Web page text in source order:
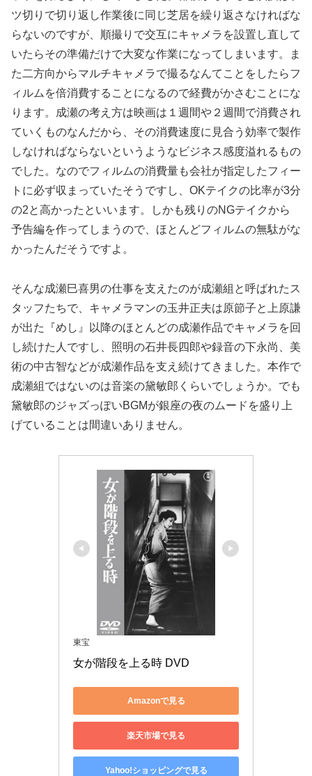
ツ切りで切り返し作業後に同じ芝居を繰り返さなければな
らないのですが、順撮りで交互にキャメラを設置し直して
いたらその準備だけで大変な作業になってしまいます。ま
た二方向からマルチキャメラで撮るなんてことをしたらフ
ィルムを倍消費することになるので経費がかさむことにな
ります。成瀬の考え方は映画は１週間や２週間で消費され
ていくものなんだから、その消費速度に見合う効率で製作
しなければならないというようなビジネス感度溢れるもの
でした。なのでフィルムの消費量も会社が指定したフィー
トに必ず収まっていたそうですし、OKテイクの比率が3分
の2と高かったといいます。しかも残りのNGテイクから
予告編を作ってしまうので、ほとんどフィルムの無駄がな
かったんだそうですよ。
そんな成瀬巳喜男の仕事を支えたのが成瀬組と呼ばれたス
タッフたちで、キャメラマンの玉井正夫は原節子と上原謙
が出た『めし』以降のほとんどの成瀬作品でキャメラを回
し続けた人ですし、照明の石井長四郎や録音の下永尚、美
術の中古智などが成瀬作品を支え続けてきました。本作で
成瀬組ではないのは音楽の黛敏郎くらいでしょうか。でも
黛敏郎のジャズっぽいBGMが銀座の夜のムードを盛り上
げていることは間違いありません。
東宝
女が階段を上る時 DVD
Amazonで見る
楽天市場で見る
Yahoo!ショッピングで見る